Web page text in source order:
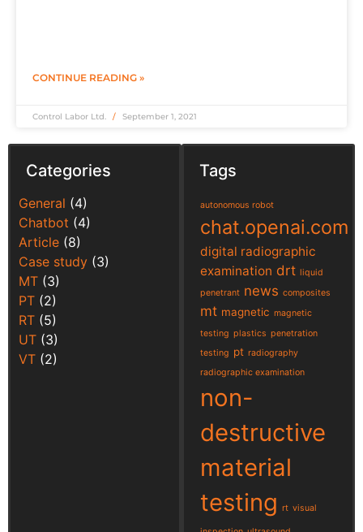
CONTINUE READING »
Control Labor Ltd. September 1, 2021
Categories
General (4)
Chatbot (4)
Article (8)
Case study (3)
MT (3)
PT (2)
RT (5)
UT (3)
VT (2)
Tags
autonomous robot
chat.openai.com
digital radiographic
examination drt liquid
penetrant news composites
mt magnetic magnetic
testing plastics penetration
testing pt radiography
radiographic examination
non-
destructive
material
testing rt visual